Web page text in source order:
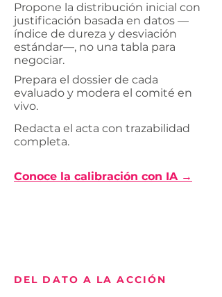
Propone la distribución inicial con
justificación basada en datos —
índice de dureza y desviación
estándar—, no una tabla para
negociar.
Prepara el dossier de cada
evaluado y modera el comité en
vivo.
Redacta el acta con trazabilidad
completa.
Conoce la calibración con IA →
DEL DATO A LA ACCIÓN